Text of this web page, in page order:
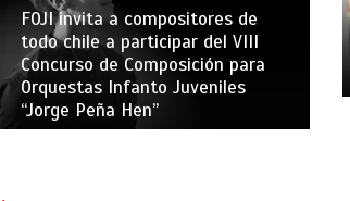
FOJI invita a compositores de
todo chile a participar del VIII
Concurso de Composición para
Orquestas Infanto Juveniles
“Jorge Peña Hen”